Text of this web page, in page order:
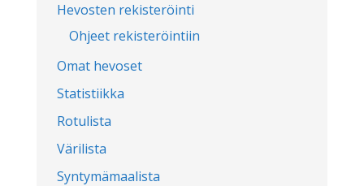
Hevosten rekisteröinti
Ohjeet rekisteröintiin
Omat hevoset
Statistiikka
Rotulista
Värilista
Syntymämaalista